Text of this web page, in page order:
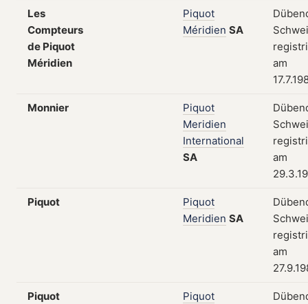
Les
Compteurs
de Piquot
Méridien
Piquot
Méridien SA
am
Monnier
Piquot
Meridien
International
SA
am
Piquot
Piquot
Meridien SA
am
Piquot
Piquot